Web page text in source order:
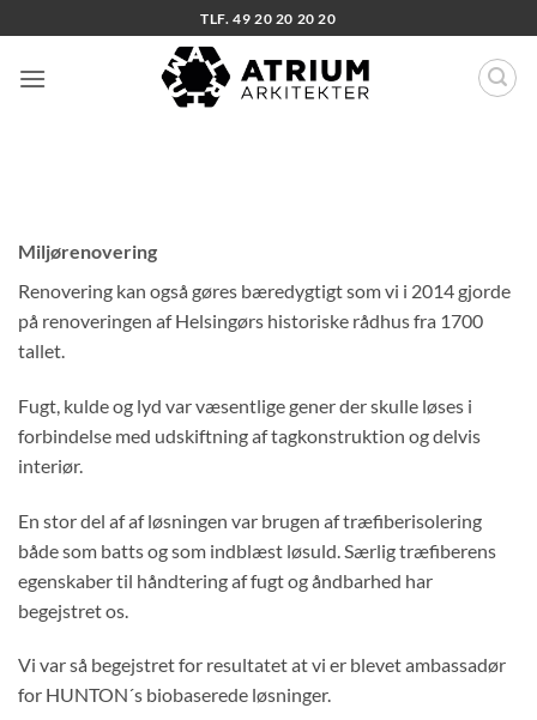
til
indhold
TLF. 49 20 20 20 20
Miljørenovering
Renovering kan også gøres bæredygtigt som vi i 2014 gjorde
på renoveringen af Helsingørs historiske rådhus fra 1700
tallet.
Fugt, kulde og lyd var væsentlige gener der skulle løses i
forbindelse med udskiftning af tagkonstruktion og delvis
interiør.
En stor del af af løsningen var brugen af træfiberisolering
både som batts og som indblæst løsuld. Særlig træfiberens
egenskaber til håndtering af fugt og åndbarhed har
begejstret os.
Vi var så begejstret for resultatet at vi er blevet ambassadør
for HUNTON´s biobaserede løsninger.